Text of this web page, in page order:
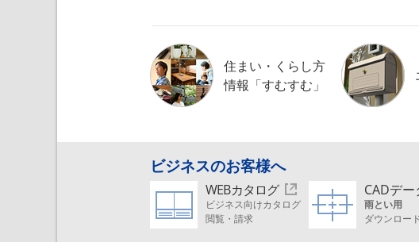
住まい・くらし方
情報「すむすむ」
ビジネスのお客様へ
WEBカタログ
ビジネス向けカタログ
閲覧・請求
CADデー
雨とい用
ダウンロー